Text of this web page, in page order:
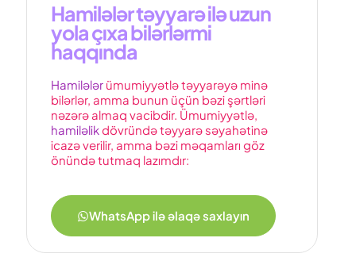
Hamilələr təyyarə ilə uzun
yola çıxa bilərlərmi
haqqında
Hamilələr ümumiyyətlə təyyarəyə minə
bilərlər, amma bunun üçün bəzi şərtləri
nəzərə almaq vacibdir. Ümumiyyətlə,
hamiləlikdövründə təyyarə səyahətinə
icazə verilir, amma bəzi məqamları göz
önündə tutmaq lazımdır:
WhatsApp ilə əlaqə saxlayın